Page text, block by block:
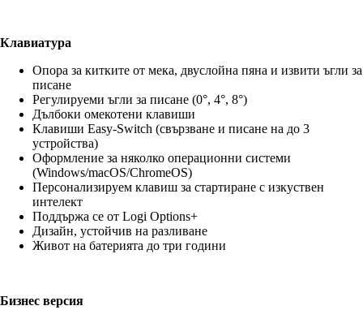
Клавиатура
Опора за китките от мека, двуслойна пяна и извити ъгли за
писане
Регулируеми ъгли за писане (0°, 4°, 8°)
Дълбоки омекотени клавиши
Клавиши Easy-Switch (свързване и писане на до 3
устройства)
Оформление за няколко операционни системи
(Windows/macOS/ChromeOS)
Персонализируем клавиш за стартиране с изкуствен
интелект
Поддържа се от Logi Options+
Дизайн, устойчив на разливане
Живот на батерията до три години
Бизнес версия